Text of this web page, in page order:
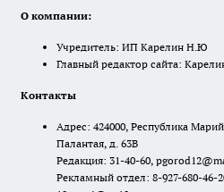
О компании:
Учредитель: ИП Карелин Н.Ю
Главный редактор сайта:
Контакты
Адрес: 424000, Республика
Палантая, д. 63В
Редакция: 31-40-60,
Рекламный отдел: 8-927-680-46-